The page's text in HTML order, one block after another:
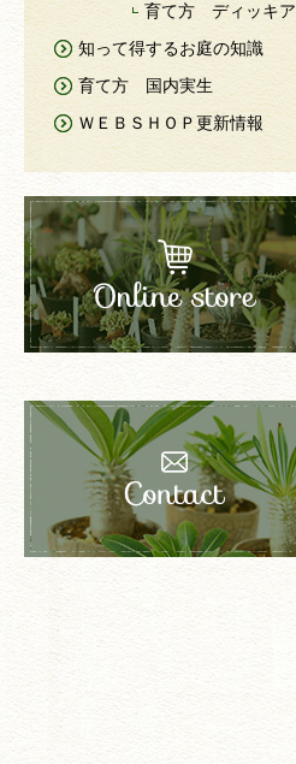
育て方 ディッキア
知って得するお庭の知識
育て方 国内実生
ＷＥＢＳＨＯＰ更新情報